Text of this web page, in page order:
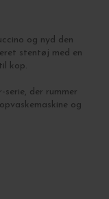
og nyd den
stentøj med en
kop.
der rummer
og